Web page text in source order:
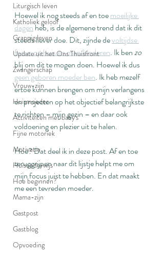
Liturgisch leven
Katholiek geloof
Grappig leven
Update uit het Ons Thuisfront
Zwangerschap
Vrouw-zijn
Huismoeder
Activiteiten met baby's
Fijne motoriek
Motivatie
Huisonderwijs
Hoe beginnen?
Mama-zijn
Gastpost
Gastblog
Opvoeding
Hoewel ik nog steeds af en toe moeilijke
dagen heb, is de algemene trend dat ik dit
steeds liever doe. Dit, zijnde de voltijdse
focus op huis en man/kinderen. Ik ben zo
blij om dit te mogen doen. Hoewel ik dus
geen geboren moeder ben. Ik heb mezelf
ertoe kunnen brengen om mijn verlangens
en projecten op het objectief belangrijkste
te richten – mijn gezin – en daar ook
voldoening en plezier uit te halen.
Hoe? Dat deel ik in deze post. Af en toe
teruggrijpen naar dit lijstje helpt me om
mijn focus juist te hebben. En dat maakt
me een tevreden moeder.